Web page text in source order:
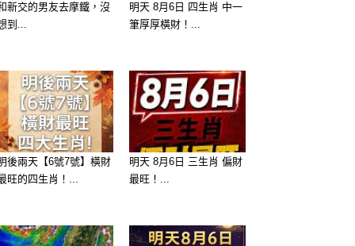
新交的男友去摩鐵，沒
到...
明天 8月6日 四生肖 中一
筆厚厚橫財！...
後兩天【6號7號】橫財
旺的四生肖！...
明天 8月6日 三生肖 偏財
最旺！...